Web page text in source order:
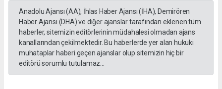
Anadolu Ajansı (AA), İhlas Haber Ajansı (İHA), Demirören
Haber Ajansı (DHA) ve diğer ajanslar tarafından eklenen tüm
haberler, sitemizin editörlerinin müdahalesi olmadan ajans
kanallarından çekilmektedir. Bu haberlerde yer alan hukuki
muhataplar haberi geçen ajanslar olup sitemizin hiç bir
editörü sorumlu tutulamaz...